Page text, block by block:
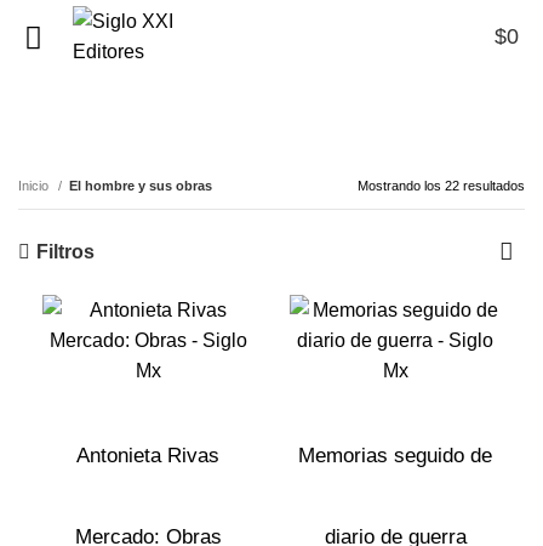
$0
Inicio El hombre y sus obras Mostrando los 22 resultados
Filtros
Antonieta Rivas
Mercado: Obras
Memorias seguido de
diario de guerra